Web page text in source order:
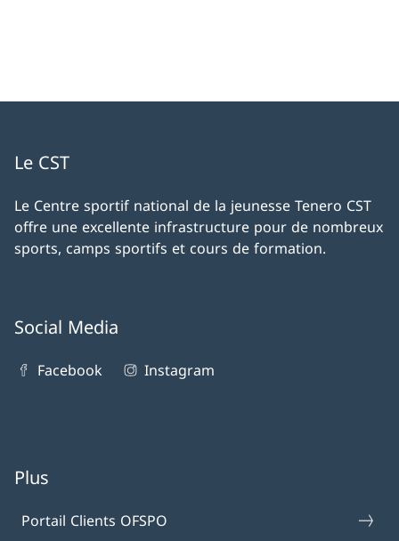
Le CST
Le Centre sportif national de la jeunesse Tenero CST
offre une excellente infrastructure pour de nombreux
sports, camps sportifs et cours de formation.
Social Media
Facebook Instagram
Plus
Portail Clients OFSPO